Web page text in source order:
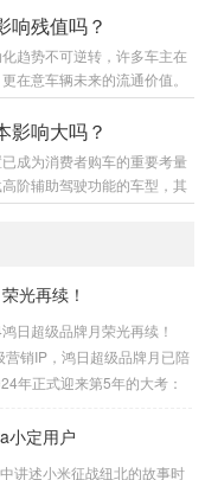
应链能显著...
驾驶辅助系统，不仅能显著
。 安全始终是汽车消费的核
在事故发生后提供保护，而
境，在驾驶员分...
响残值吗？
趋势不可逆转，许多车主在
在意车辆未来的流通价值。
度直接关联着整车的贬值速
度或更快充电效率时，旧款
尤为常见，汽车也不例外，
折旧。 技术迭代带来的“背
影响大吗？
成为消费者购车的重要考量
阶辅助驾驶功能的车型，其
上，智能驾驶技术的引入确
物料清单成本。同时，大算
高于传统分布式控制器。例
能高达数百美元...
光再续！
超级品牌月荣光再续！
销IP，鸿日超级品牌月已陪
年正式迎来第5年的大考：
题与挑战，2024鸿日超级
小定用户
讲述小米征战纽北的故事时